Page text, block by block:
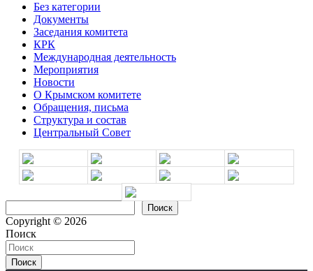
Без категории
Документы
Заседания комитета
КРК
Международная деятельность
Мероприятия
Новости
О Крымском комитете
Обращения, письма
Структура и состав
Центральный Совет
Поиск
Copyright © 2026
Поиск
Поиск